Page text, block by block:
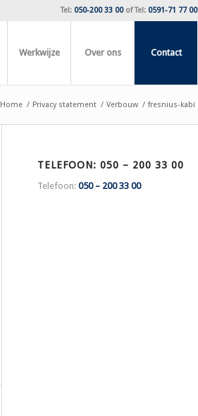
Tel: 050-200 33 00ofTel: 0591-71 77 00
Werkwijze Over ons Contact
Home / Privacy statement / Verbouw / fresnius-kabi
TELEFOON: 050 – 200 33 00
Telefoon:050 – 200 33 00